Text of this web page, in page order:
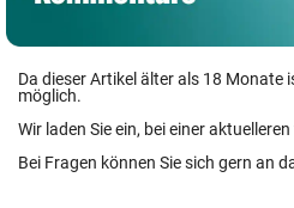
Da dieser Artikel älter als 18
möglich.
Wir laden Sie ein, bei einer
Bei Fragen können Sie sich gern an